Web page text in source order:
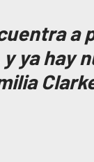
a
ya hay